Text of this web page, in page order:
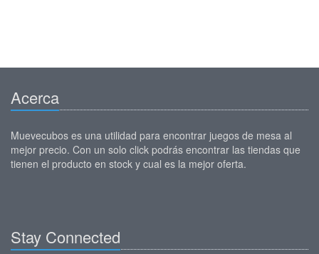
Acerca
Muevecubos es una utilidad para encontrar juegos de mesa al
mejor precio. Con un solo click podrás encontrar las tiendas que
tienen el producto en stock y cual es la mejor oferta.
Stay Connected